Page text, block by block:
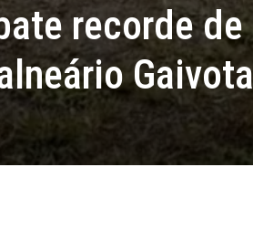
recorde de
Gaivota